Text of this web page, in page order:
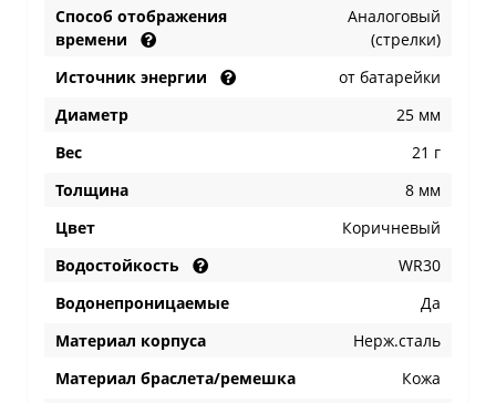
Способ отображения
времени
Аналоговый
(стрелки)
Источник энергии
от батарейки
Диаметр
25 мм
Вес
21 г
Толщина
8 мм
Цвет
Коричневый
Водостойкость
WR30
Водонепроницаемые
Да
Материал корпуса
Нерж.сталь
Материал браслета/ремешка
Кожа